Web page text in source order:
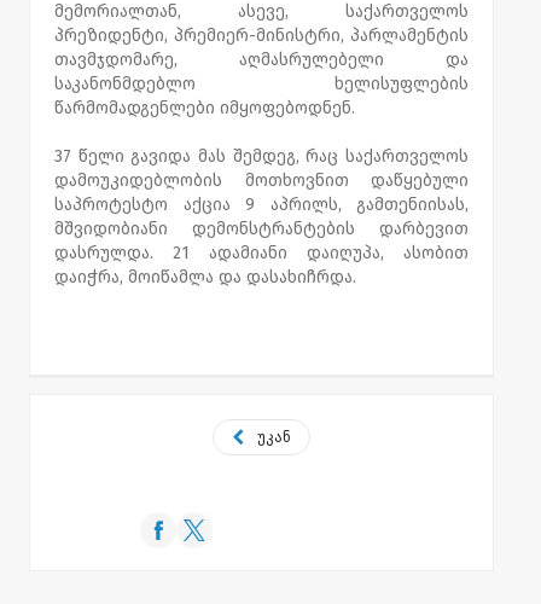
მემორიალთან, ასევე, საქართველოს
პრეზიდენტი, პრემიერ-მინისტრი, პარლამენტის
თავმჯდომარე, აღმასრულებელი და
საკანონმდებლო ხელისუფლების
წარმომადგენლები იმყოფებოდნენ.
37 წელი გავიდა მას შემდეგ, რაც საქართველოს
დამოუკიდებლობის მოთხოვნით დაწყებული
საპროტესტო აქცია 9 აპრილს, გამთენიისას,
მშვიდობიანი დემონსტრანტების დარბევით
დასრულდა. 21 ადამიანი დაიღუპა, ასობით
დაიჭრა, მოიწამლა და დასახიჩრდა.
უკან